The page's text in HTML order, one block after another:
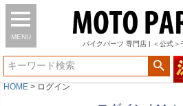
MENU
バイク パーツ 専門店 | ＜公式＞
HOME ログイン